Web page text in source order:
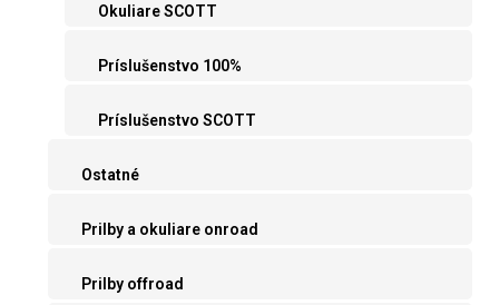
Okuliare SCOTT
Príslušenstvo 100%
Príslušenstvo SCOTT
Ostatné
Prilby a okuliare onroad
Prilby offroad